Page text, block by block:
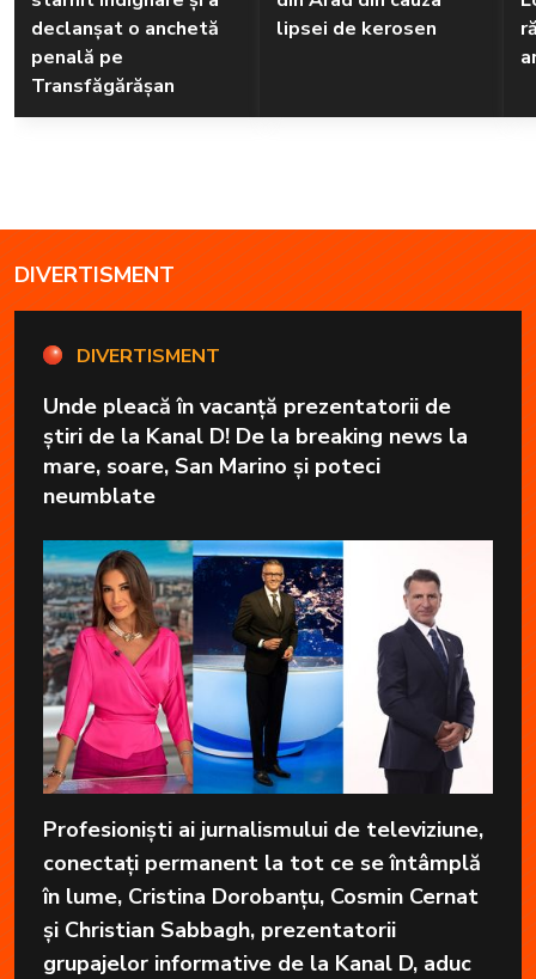
declanșat o anchetă
penală pe
Transfăgărășan
lipsei de kerosen
DIVERTISMENT
DIVERTISMENT
Unde pleacă în vacanță prezentatorii de
știri de la Kanal D! De la breaking news la
mare, soare, San Marino și poteci
neumblate
Profesioniști ai jurnalismului de televiziune,
conectați permanent la tot ce se întâmplă
în lume, Cristina Dorobanțu, Cosmin Cernat
și Christian Sabbagh, prezentatorii
grupajelor informative de la Kanal D, aduc